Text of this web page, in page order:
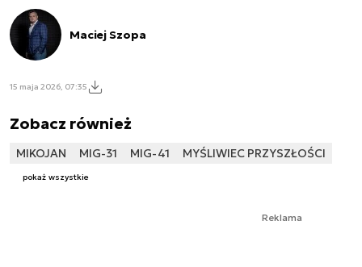
Maciej Szopa
15 maja 2026, 07:35
Zobacz również
MIKOJAN MIG-31 MIG-41 MYŚLIWIEC PRZYSZŁOŚCI
pokaż wszystkie
Reklama